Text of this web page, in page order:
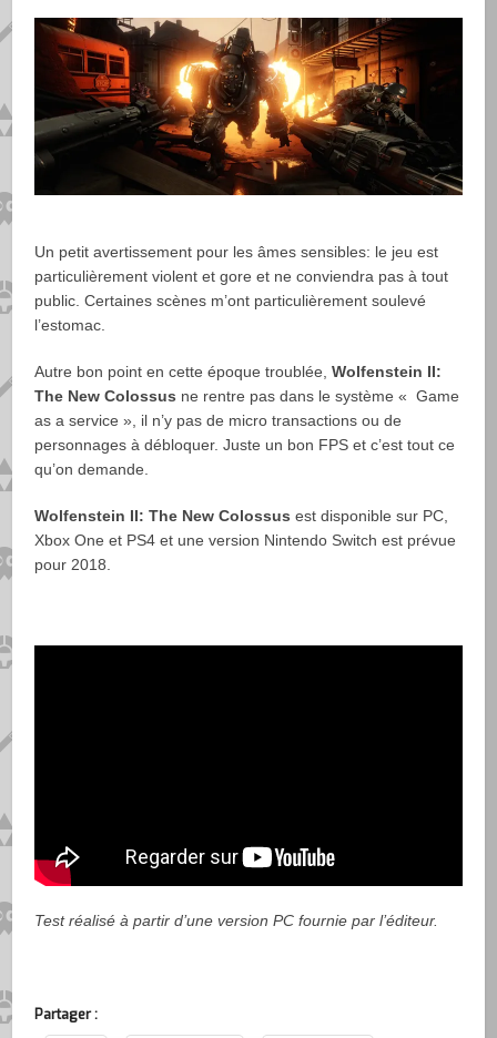
Un petit avertissement pour les âmes sensibles: le jeu est
particulièrement violent et gore et ne conviendra pas à tout
public. Certaines scènes m’ont particulièrement soulevé
l’estomac.
Autre bon point en cette époque troublée,Wolfenstein II:
The New Colossus ne rentre pas dans le système « Game
as a service », il n’y pas de micro transactions ou de
personnages à débloquer. Juste un bon FPS et c’est tout ce
qu’on demande.
Wolfenstein II: The New Colossus est disponible sur PC,
Xbox One et PS4 et une version Nintendo Switch est prévue
pour 2018.
Test réalisé à partir d’une version PC fournie par l’éditeur.
Partager :